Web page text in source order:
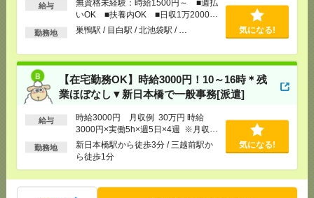
給与
無資格未経験：時給1500円～ ■週払
いOK ■扶養内OK ■日収1万2000円
以上
勤務地 巣鴨駅 / 目白駅 / 北池袋駅 / … 気になる!
【在宅勤務OK】時給3000円！10～16時＊残
業ほぼなし▼新日本橋で一般事務[派遣]
給与
時給3000円 月収例 30万円 時給
3000円×実働5h×週5日×4週 ※月収例
を保証するものではありません。※給
与即受取りサービス利用可（利用条件
勤務地
新日本橋駅から徒歩3分 / 三越前駅か
ら徒歩1分
気になる!
[交通費]1ヶ月3万円を上限として実費支給
30万円～
[勤務地]新日本橋駅から徒歩3分/三越前駅から徒
気になる！
≪憧れ大手企業≫総務のオシゴト！のびのび働く！
＊50代活躍中[派遣]
[給 与]時給1800円＋交
交通費実費支給（当社規定あり）
[勤務地]和光市駅から徒歩5分
気になる！
完全在宅で16時まで！英語&日本語＼EC運営サポー